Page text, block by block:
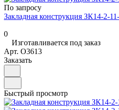
По запросу
Закладная конструкция ЗК14-2-
0
Изготавливается под заказ
Арт. O3613
Заказать
Быстрый просмотр